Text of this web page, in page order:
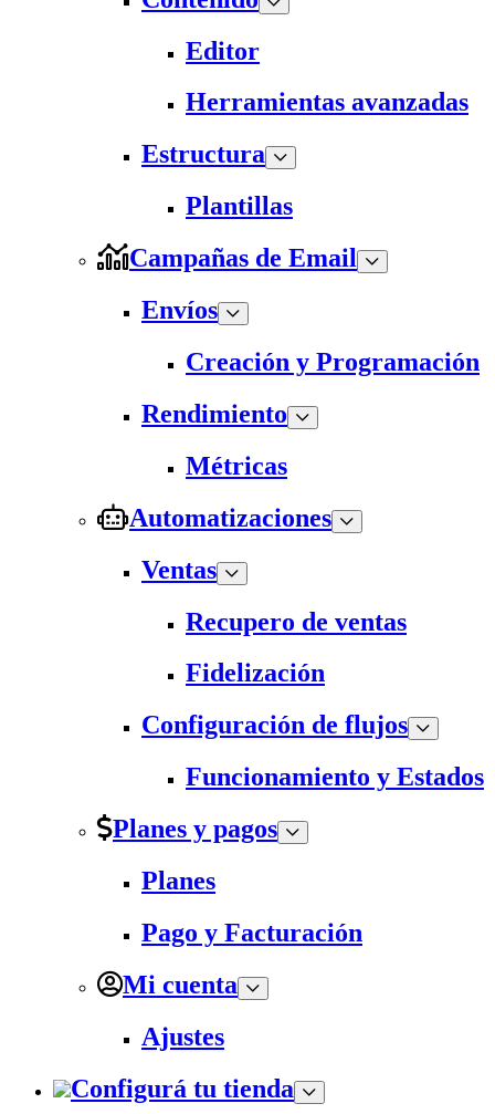
Editor
Herramientas avanzadas
Estructura
Plantillas
Campañas de Email
Envíos
Creación y Programación
Rendimiento
Métricas
Automatizaciones
Ventas
Recupero de ventas
Fidelización
Configuración de flujos
Funcionamiento y Estados
Planes y pagos
Planes
Pago y Facturación
Mi cuenta
Ajustes
Configurá tu tienda